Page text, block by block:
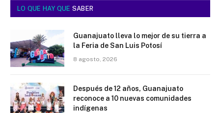
LO QUE HAY QUE SABER
Guanajuato lleva lo mejor de su tierra a
la Feria de San Luis Potosí
8 agosto, 2026
Después de 12 años, Guanajuato
reconoce a 10 nuevas comunidades
indígenas